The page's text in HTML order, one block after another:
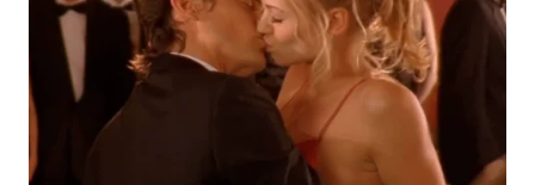
WN
GORONTALO
WN